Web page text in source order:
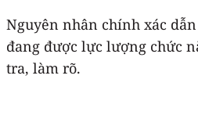
Nguyên nhân chính xác
đang được lực lượng chức
tra, làm rõ.